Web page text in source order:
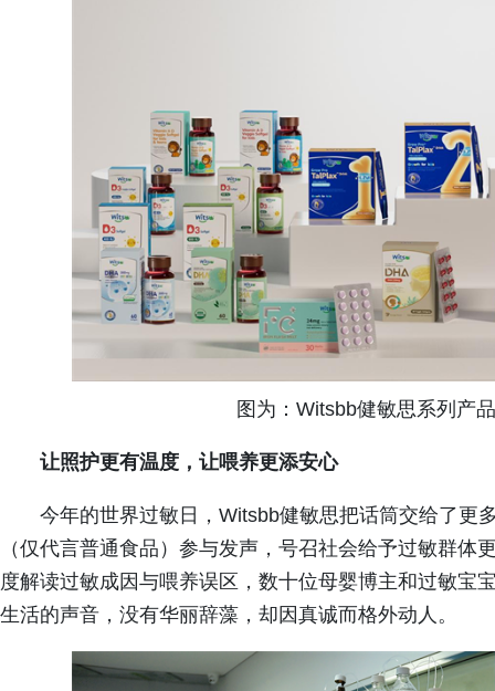
图为：Witsbb健敏思系列产
让照护更有温度，让喂养更添安心
今年的世界过敏日，Witsbb健敏思把话筒交给了更
（仅代言普通食品）参与发声，号召社会给予过敏群
度解读过敏成因与喂养误区，数十位母婴博主和过敏宝
生活的声音，没有华丽辞藻，却因真诚而格外动人。